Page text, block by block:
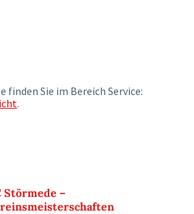
finden Sie im Bereich Service:
.
Störmede –